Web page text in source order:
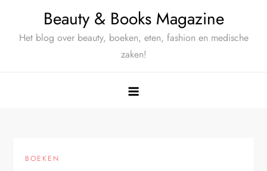
Beauty & Books Magazine
Het blog over beauty, boeken, eten, fashion en medische
zaken!
BOEKEN